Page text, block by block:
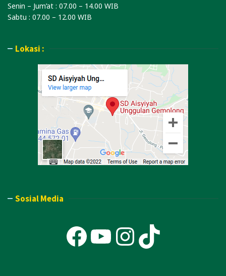
Senin – Jum’at : 07.00 – 14.00 WIB
Sabtu : 07.00 – 12.00 WIB
Lokasi :
Sosial Media
Facebook
YouTube
TikTok